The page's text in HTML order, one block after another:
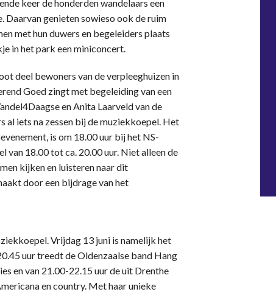
keer de honderden wandelaars een
genieten sowieso ook de ruim
met hun duwers en begeleiders plaats
in het park een miniconcert.
deel bewoners van de verpleeghuizen in
Goed zingt met begeleiding van een
en Anita Laarveld van de
al iets na zessen bij de muziekkoepel. Het
is om 18.00 uur bij het NS-
18.00 tot ca. 20.00 uur. Niet alleen de
kijken en luisteren naar dit
door een bijdrage van het
Vrijdag 13 juni is namelijk het
uur treedt de Oldenzaalse band Hang
en van 21.00-22.15 uur de uit Drenthe
en country. Met haar unieke